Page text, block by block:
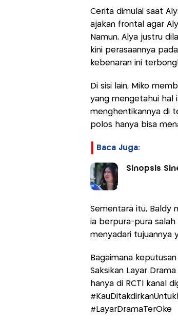
Cerita dimulai saat
ajakan frontal agar
Namun, Alya justru
kini perasaannya
kebenaran ini
Di sisi lain, Miko
yang mengetahui hal
menghentikannya di
polos hanya bisa
Baca Juga:
Sinopsis
Sementara itu, Baldy
ia berpura-pura salah
menyadari tujuannya
Bagaimana
Saksikan Layar
hanya di RCTI kanal
#LayarDramaTerOke